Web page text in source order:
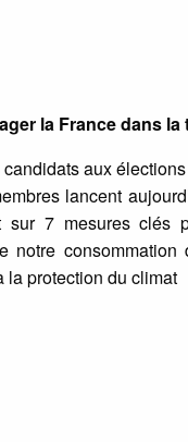
la France dans
aux
lancent
7 mesures clés
la protection du climat